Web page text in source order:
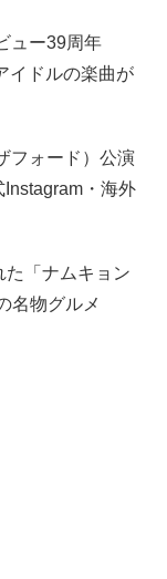
ュー39周年
イドルの楽曲が
フォード）公演
Instagram・海外
た「ナムキョン
名物グルメ